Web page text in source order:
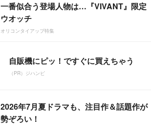
一番似合う登場人物は…『VIVANT』限定
ウオッチ
オリコンタイアップ特集
自販機にピッ！ですぐに買えちゃう
（PR）ジハンピ
2026年7月夏ドラマも、注目作＆話題作が
勢ぞろい！